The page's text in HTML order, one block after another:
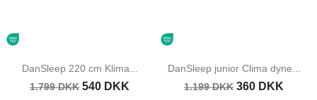
DanSleep 220 cm Klima...
1.799 DKK 540 DKK
DanSleep junior Clima dyne...
1.199 DKK 360 DKK